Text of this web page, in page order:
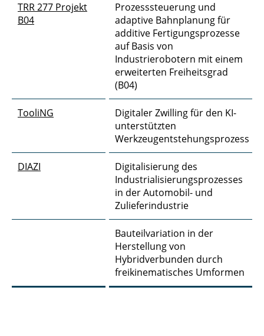
TRR 277 Projekt
B04
Prozesssteuerung und
adaptive Bahnplanung für
additive Fertigungsprozesse
auf Basis von
Industrierobotern mit einem
erweiterten Freiheitsgrad
(B04)
TooliNG
Digitaler Zwilling für den KI-
unterstützten
Werkzeugentstehungsprozess
DIAZI
Digitalisierung des
Industrialisierungsprozesses
in der Automobil- und
Zulieferindustrie
Bauteilvariation in der
Herstellung von
Hybridverbunden durch
freikinematisches Umformen